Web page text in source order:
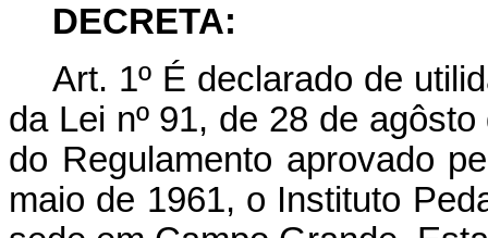
DECRETA:
Art. 1º É declarado de
da Lei nº 91, de 28 de
do Regulamento aprovado
maio de 1961, o Instituto